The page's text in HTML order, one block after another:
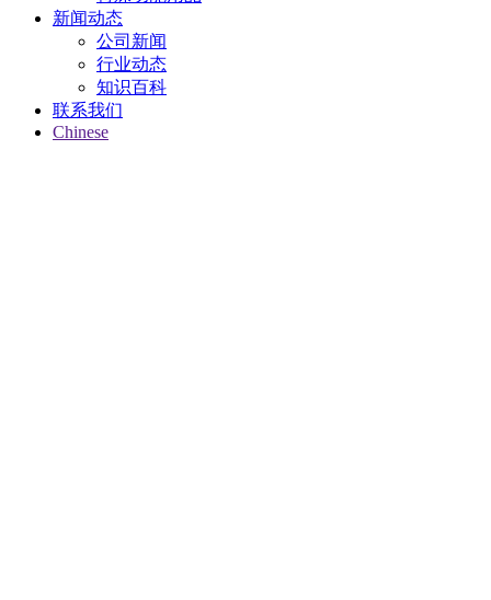
新闻动态
公司新闻
行业动态
知识百科
联系我们
Chinese